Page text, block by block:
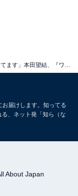
届けします。知ってる
、ネット発「知ら（な
About Japan